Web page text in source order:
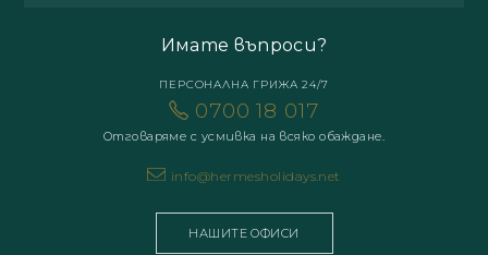
Имате въпроси?
ПЕРСОНАЛНА ГРИЖА 24/7
0700 18 017
Отговаряме с усмивка на всяко обаждане.
info@hermesholidays.net
НАШИТЕ ОФИСИ